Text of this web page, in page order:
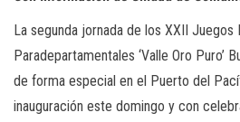
La segunda jornada de los XXII
Paradepartamentales ‘Valle Oro Puro’
de forma especial en el Puerto del
inauguración este domingo y con